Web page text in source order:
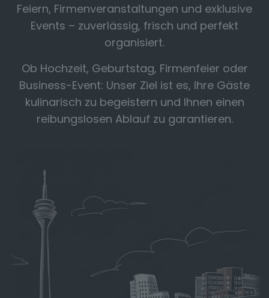
Feiern, Firmenveranstaltungen und exklusive
Events – zuverlässig, frisch und perfekt
organisiert.
Ob Hochzeit, Geburtstag, Firmenfeier oder
Business-Event: Unser Ziel ist es, Ihre Gäste
kulinarisch zu begeistern und Ihnen einen
reibungslosen Ablauf zu garantieren.